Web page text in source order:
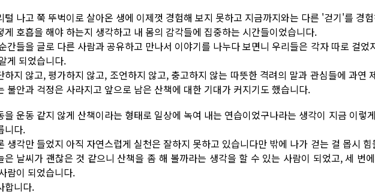
털 나고 쭉 뚜벅이로 살아온 생에 이제껏 경험해 보지 못하고 지금까지와는 다른 '걷기'를 경
게 호흡을 해야 하는지 생각하고 내 몸의 감각들에 집중하는 시간들이었습니다.
간들을 글로 다른 사람과 공유하고 만나서 이야기를 나누다 보면니 우리들은 각자 따로 걸었
게 되었습니다.
하지 않고, 평가하지 않고, 조언하지 않고, 충고하지 않는 따뜻한 격려의 말과 관심들에 과연
불안과 걱정은 사라지고 앞으로 남은 산책에 대한 기대가 커지기도 했습니다.
을 운동 같지 않게 산책이라는 형태로 일상에 녹여 내는 연습이었구나라는 생각이 지금 이렇
니다.
생각만 들었지 아직 자연스럽게 실천은 잘하지 못하고 있습니다만 밖에 나가 걷는 걸 몹시
은 날씨가 괜찮은 것 같으니 산책을 좀 해 볼까라는 생각을 할 수 있는 사람이 되었고, 세 번
람이 되었습니다.
합니다.